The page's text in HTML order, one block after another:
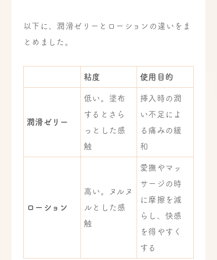
以下に、潤滑ゼリーとローションの違いをま
とめました。
粘度 使用目的
潤滑ゼリー
低い。塗布
するとさら
っとした感
触
挿入時の潤
い不足によ
る痛みの緩
和
ローション
高い。ヌルヌ
ルとした感
触
愛撫やマッ
サージの時
に摩擦を減
らし、快感
を得やすく
する